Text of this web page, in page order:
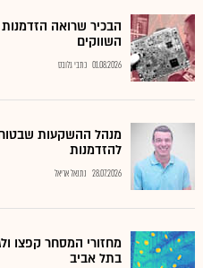
הבכיר שרואה
השווקים
01.08.2026 כתבי גלובס
מנהל ההשקעות
להזדמנות
28.07.2026 נתנאל אריאל
מחזורי המסחר קפצו
בתל אביב